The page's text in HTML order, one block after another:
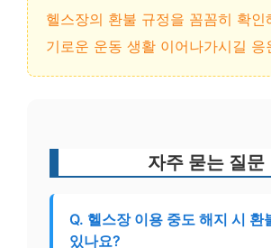
헬스장의 환불 규정을 꼼꼼히 확인
기로운 운동 생활 이어나가시길 응
자주 묻는 질문
Q. 헬스장 이용 중도 해지 시 환
있나요?